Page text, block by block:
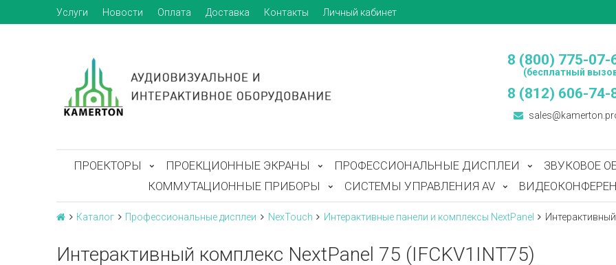
Услуги Новости Оплата Доставка Контакты Личный кабинет
8 (800) 775-07-
(бесплатный
8 (812) 606-74-
ПРОЕКТОРЫ ПРОЕКЦИОННЫЕ ЭКРАНЫ ПРОФЕССИОНАЛЬНЫЕ ДИСПЛЕИ
ЗВУКОВОЕ
КОММУТАЦИОННЫЕ ПРИБОРЫ
СИСТЕМЫ УПРАВЛЕНИЯ AV
Каталог Профессиональные дисплеи NexTouch Интерактивные панели и комплексы NextPanel
Интерактивный комплекс NextPanel 75 (IFCKV1INT75)